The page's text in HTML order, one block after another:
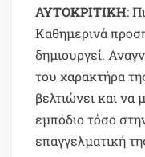
ΑΥΤΟΚΡΙΤΙΚΗ:
Καθημερινά
δημιουργεί.
του χαρακτήρα
βελτιώνει και να
εμπόδιο τόσο
επαγγελματική